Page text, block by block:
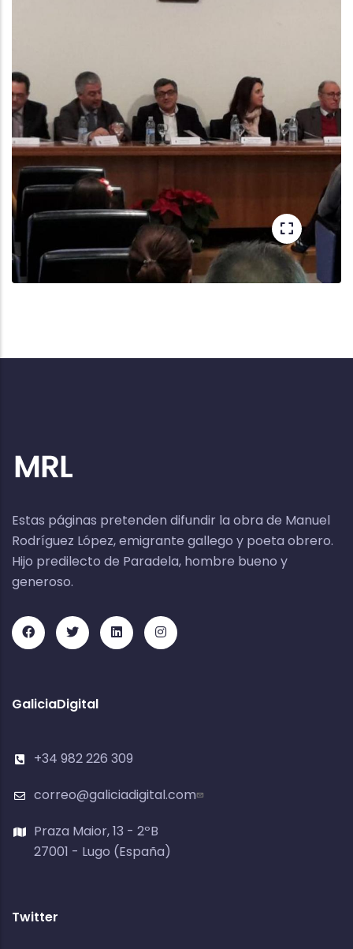
Estas páginas pretenden difundir la obra de Manuel
Rodríguez López, emigrante gallego y poeta obrero.
Hijo predilecto de Paradela, hombre bueno y
generoso.
GaliciaDigital
+34 982 226 309
correo@galiciadigital.com
Praza Maior, 13 - 2ºB
27001 - Lugo (España)
Twitter